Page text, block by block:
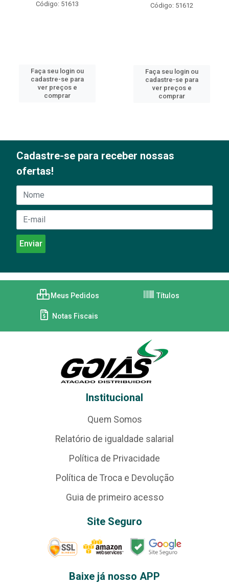
Código: 51613
Faça seu login ou
cadastre-se para
ver preços e
comprar
Código: 51612
Faça seu login ou
cadastre-se para
ver preços e
comprar
Cadastre-se para receber nossas
ofertas!
Meus Pedidos Títulos
Notas Fiscais
Institucional
Quem Somos
Relatório de igualdade salarial
Política de Privacidade
Política de Troca e Devolução
Guia de primeiro acesso
Site Seguro
Baixe já nosso APP